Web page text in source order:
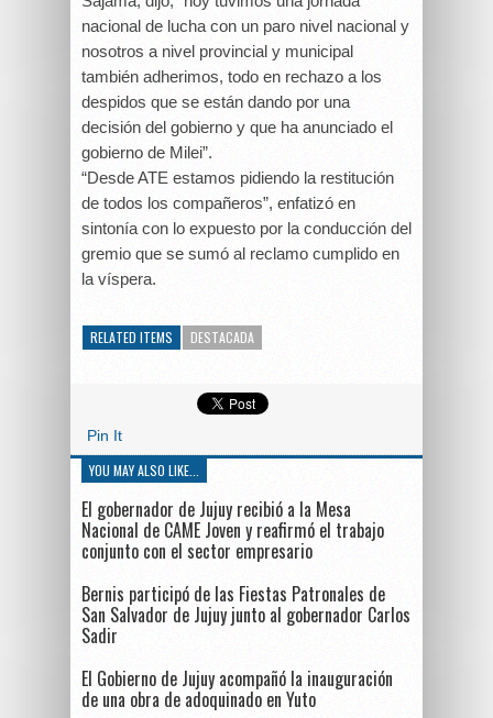
nacional de lucha con un paro nivel nacional y
nosotros a nivel provincial y municipal
también adherimos, todo en rechazo a los
despidos que se están dando por una
decisión del gobierno y que ha anunciado el
gobierno de Milei”.
“Desde ATE estamos pidiendo la restitución
de todos los compañeros”, enfatizó en
sintonía con lo expuesto por la conducción del
gremio que se sumó al reclamo cumplido en
la víspera.
RELATED ITEMS DESTACADA
Pin It
YOU MAY ALSO LIKE...
El gobernador de Jujuy recibió a la Mesa
Nacional de CAME Joven y reafirmó el trabajo
conjunto con el sector empresario
Bernis participó de las Fiestas Patronales de
San Salvador de Jujuy junto al gobernador Carlos
Sadir
El Gobierno de Jujuy acompañó la inauguración
de una obra de adoquinado en Yuto